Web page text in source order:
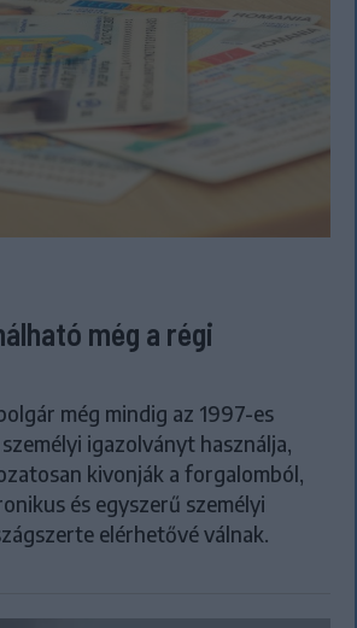
még a régi
még mindig az 1997-es
igazolványt használja,
kivonják a forgalomból,
és egyszerű személyi
elérhetővé válnak.